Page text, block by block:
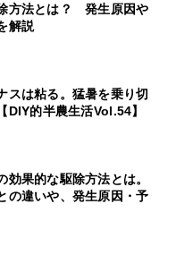
方法とは？ 発生原因や
解説
スは粘る。猛暑を乗り切
DIY的半農生活Vol.54】
効果的な駆除方法とは。
の違いや、発生原因・予